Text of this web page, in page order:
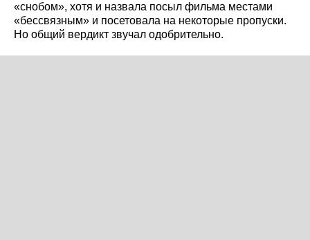
«снобом», хотя и назвала посыл фильма местами
«бессвязным» и посетовала на некоторые пропуски.
Но общий вердикт звучал одобрительно.